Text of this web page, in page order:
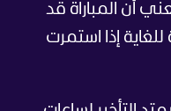
أن المباراة قد
إذا استمرت